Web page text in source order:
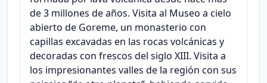
de 3 millones de años. Visita al Museo a cielo
abierto de Goreme, un monasterio con
capillas excavadas en las rocas volcánicas y
decoradas con frescos del siglo XIII. Visita a
los impresionantes valles de la región con sus